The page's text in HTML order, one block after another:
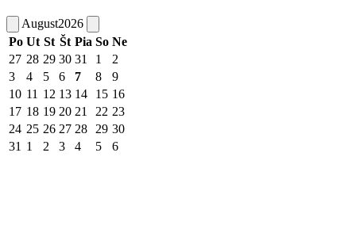
August2026
Po Ut St Št Pia So Ne
27 28 29 30 31 1
2
3
4 5 6 7 8
9
10 11 12 13 14 15 16
17 18 19 20 21 22 23
24 25 26 27 28 29 30
31 1 2 3 4 5 6